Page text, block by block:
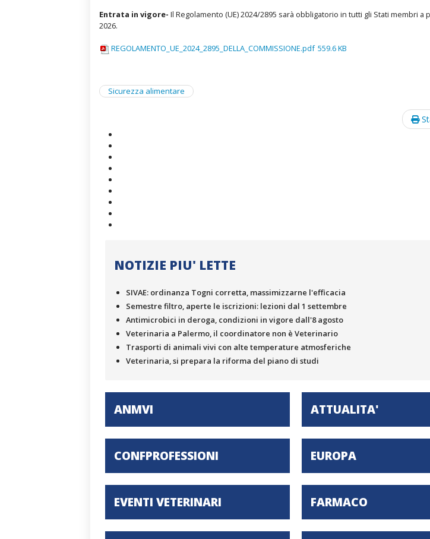
Entrata in vigore- Il Regolamento (UE) 2024/2895 sarà obbligatorio in tutti gli Stati membri a
2026.
REGOLAMENTO_UE_2024_2895_DELLA_COMMISSIONE.pdf 559.6 KB
Sicurezza alimentare
NOTIZIE PIU' LETTE
SIVAE: ordinanza Togni corretta, massimizzarne l'efficacia
Semestre filtro, aperte le iscrizioni: lezioni dal 1 settembre
Antimicrobici in deroga, condizioni in vigore dall'8 agosto
Veterinaria a Palermo, il coordinatore non è Veterinario
Trasporti di animali vivi con alte temperature atmosferiche
Veterinaria, si prepara la riforma del piano di studi
ANMVI ATTUALITA'
CONFPROFESSIONI EUROPA
EVENTI VETERINARI FARMACO